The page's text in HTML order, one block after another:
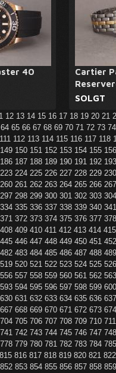
40
Cartier
SOLGT
12 13 14 15 16 17 18 19 20 21
64 65 66 67 68 69 70 71 72 73 74
111 112 113 114 115 116 117 118
149 150 151 152 153 154 155 156
186 187 188 189 190 191 192 193
223 224 225 226 227 228 229 230
260 261 262 263 264 265 266 267
297 298 299 300 301 302 303 304
334 335 336 337 338 339 340 341
371 372 373 374 375 376 377 378
408 409 410 411 412 413 414 415
445 446 447 448 449 450 451 452
482 483 484 485 486 487 488 489
519 520 521 522 523 524 525 526
556 557 558 559 560 561 562 563
593 594 595 596 597 598 599 600
630 631 632 633 634 635 636 637
667 668 669 670 671 672 673 674
704 705 706 707 708 709 710 711
741 742 743 744 745 746 747 748
778 779 780 781 782 783 784 785
815 816 817 818 819 820 821 822
852 853 854 855 856 857 858 859